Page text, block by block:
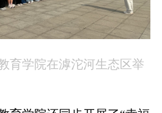
育学院在滹沱河生态区举